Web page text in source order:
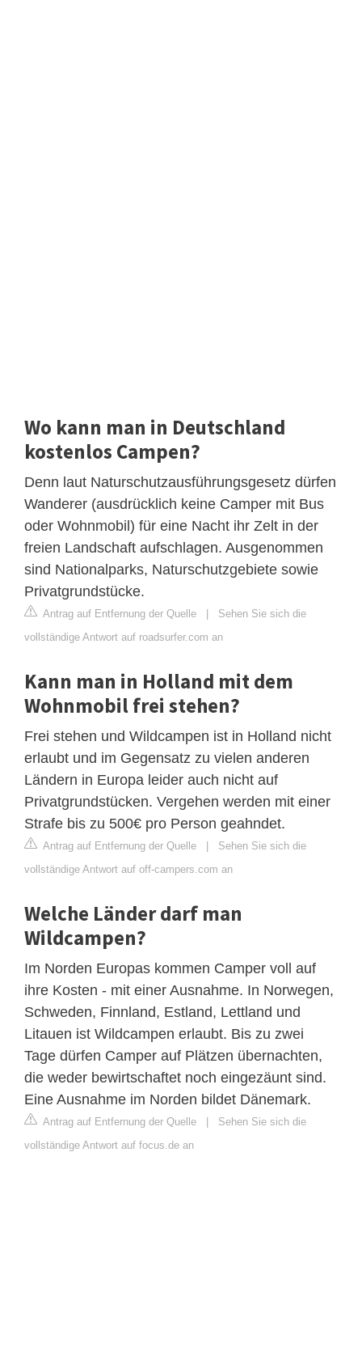
Wo kann man in Deutschland
kostenlos Campen?
Denn laut Naturschutzausführungsgesetz dürfen
Wanderer (ausdrücklich keine Camper mit Bus
oder Wohnmobil) für eine Nacht ihr Zelt in der
freien Landschaft aufschlagen. Ausgenommen
sind Nationalparks, Naturschutzgebiete sowie
Privatgrundstücke.
Antrag auf Entfernung der Quelle | Sehen Sie sich die
vollständige Antwort auf roadsurfer.com an
Kann man in Holland mit dem
Wohnmobil frei stehen?
Frei stehen und Wildcampen ist in Holland nicht
erlaubt und im Gegensatz zu vielen anderen
Ländern in Europa leider auch nicht auf
Privatgrundstücken. Vergehen werden mit einer
Strafe bis zu 500€ pro Person geahndet.
Antrag auf Entfernung der Quelle | Sehen Sie sich die
vollständige Antwort auf off-campers.com an
Welche Länder darf man
Wildcampen?
Im Norden Europas kommen Camper voll auf
ihre Kosten - mit einer Ausnahme. In Norwegen,
Schweden, Finnland, Estland, Lettland und
Litauen ist Wildcampen erlaubt. Bis zu zwei
Tage dürfen Camper auf Plätzen übernachten,
die weder bewirtschaftet noch eingezäunt sind.
Eine Ausnahme im Norden bildet Dänemark.
Antrag auf Entfernung der Quelle | Sehen Sie sich die
vollständige Antwort auf focus.de an